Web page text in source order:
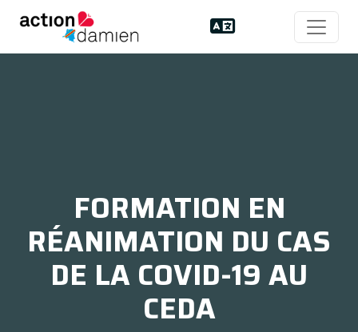
FORMATION EN
RÉANIMATION DU CAS
DE LA COVID-19 AU
CEDA